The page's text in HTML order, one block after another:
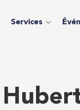
Services